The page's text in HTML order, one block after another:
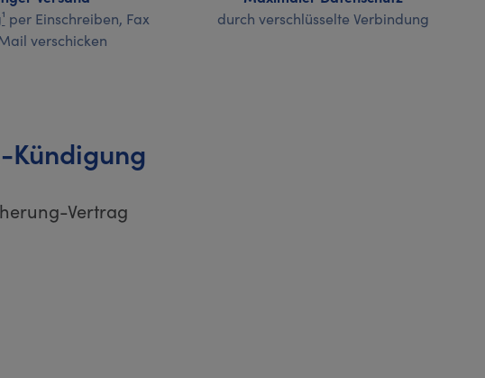
per Einschreiben, Fax
verschicken
durch verschlüsselte Verbindung
Kündigung
Vertrag